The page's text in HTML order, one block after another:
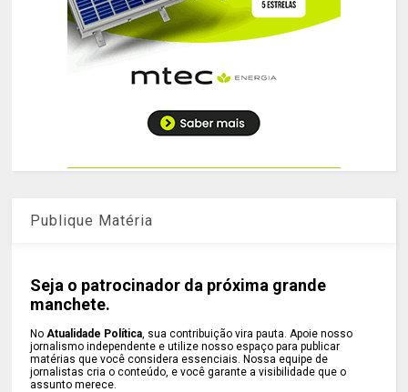
Publique Matéria
Seja o patrocinador da próxima grande
manchete.
NoAtualidade Política, sua contribuição vira pauta. Apoie nosso
jornalismo independente e utilize nosso espaço para publicar
matérias que você considera essenciais. Nossa equipe de
jornalistas cria o conteúdo, e você garante a visibilidade que o
assunto merece.